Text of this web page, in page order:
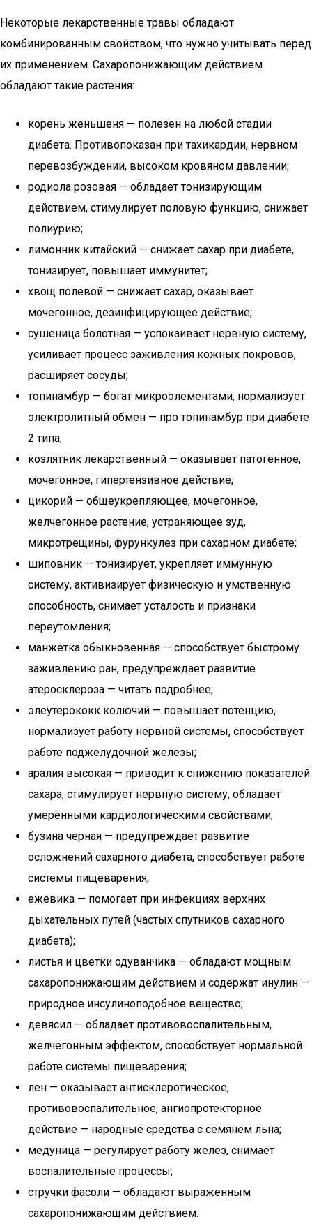
Некоторые лекарственные травы обладают
комбинированным свойством, что нужно учитывать перед
их применением. Сахаропонижающим действием
обладают такие растения:
корень женьшеня — полезен на любой стадии
диабета. Противопоказан при тахикардии, нервном
перевозбуждении, высоком кровяном давлении;
родиола розовая — обладает тонизирующим
действием, стимулирует половую функцию, снижает
полиурию;
лимонник китайский — снижает сахар при диабете,
тонизирует, повышает иммунитет;
хвощ полевой — снижает сахар, оказывает
мочегонное, дезинфицирующее действие;
сушеница болотная — успокаивает нервную систему,
усиливает процесс заживления кожных покровов,
расширяет сосуды;
топинамбур — богат микроэлементами, нормализует
электролитный обмен — про топинамбур при диабете
2 типа;
козлятник лекарственный — оказывает патогенное,
мочегонное, гипертензивное действие;
цикорий — общеукрепляющее, мочегонное,
желчегонное растение, устраняющее зуд,
микротрещины, фурункулез при сахарном диабете;
шиповник — тонизирует, укрепляет иммунную
систему, активизирует физическую и умственную
способность, снимает усталость и признаки
переутомления;
манжетка обыкновенная — способствует быстрому
заживлению ран, предупреждает развитие
атеросклероза — читать подробнее;
элеутерококк колючий — повышает потенцию,
нормализует работу нервной системы, способствует
работе поджелудочной железы;
аралия высокая — приводит к снижению показателей
сахара, стимулирует нервную систему, обладает
умеренными кардиологическими свойствами;
бузина черная — предупреждает развитие
осложнений сахарного диабета, способствует работе
системы пищеварения;
ежевика — помогает при инфекциях верхних
дыхательных путей (частых спутников сахарного
диабета);
листья и цветки одуванчика — обладают мощным
сахаропонижающим действием и содержат инулин —
природное инсулиноподобное вещество;
девясил — обладает противовоспалительным,
желчегонным эффектом, способствует нормальной
работе системы пищеварения;
лен — оказывает антисклеротическое,
противовоспалительное, ангиопротекторное
действие — народные средства с семянем льна;
медуница — регулирует работу желез, снимает
воспалительные процессы;
стручки фасоли — обладают выраженным
сахаропонижающим действием.